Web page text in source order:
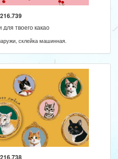
твоего какао
склейка машинная.